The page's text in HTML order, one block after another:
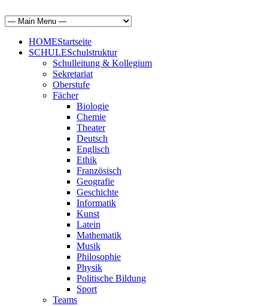
HOMEStartseite
SCHULESchulstruktur
Schulleitung & Kollegium
Sekretariat
Oberstufe
Fächer
Biologie
Chemie
Theater
Deutsch
Englisch
Ethik
Französisch
Geografie
Geschichte
Informatik
Kunst
Latein
Mathematik
Musik
Philosophie
Physik
Politische Bildung
Sport
Teams